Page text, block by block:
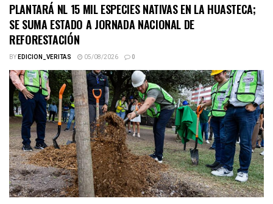
PLANTARÁ NL 15 MIL ESPECIES NATIVAS EN LA HUASTECA;
SE SUMA ESTADO A JORNADA NACIONAL DE
REFORESTACIÓN
BYEDICION_VERITAS 05/08/2026 0